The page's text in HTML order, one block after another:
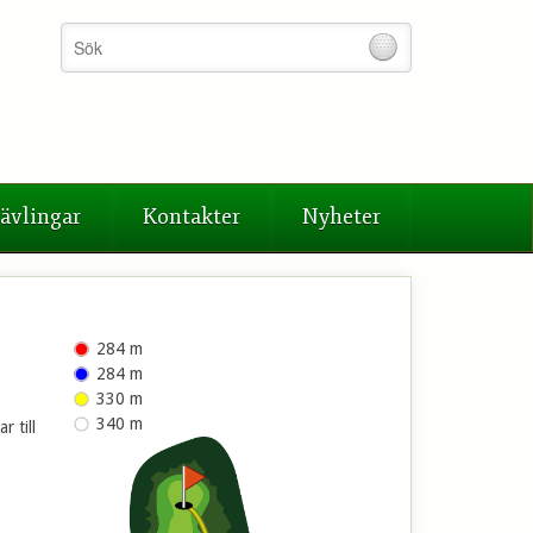
Kontakter Nyheter
till
284 m
284 m
330 m
340 m